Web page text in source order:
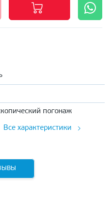
погонаж
Все характеристики